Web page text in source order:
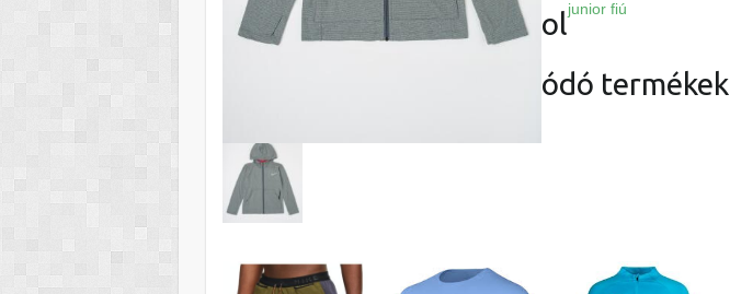
(melange
mennyiség
junior fiú
ol
ódó termékek